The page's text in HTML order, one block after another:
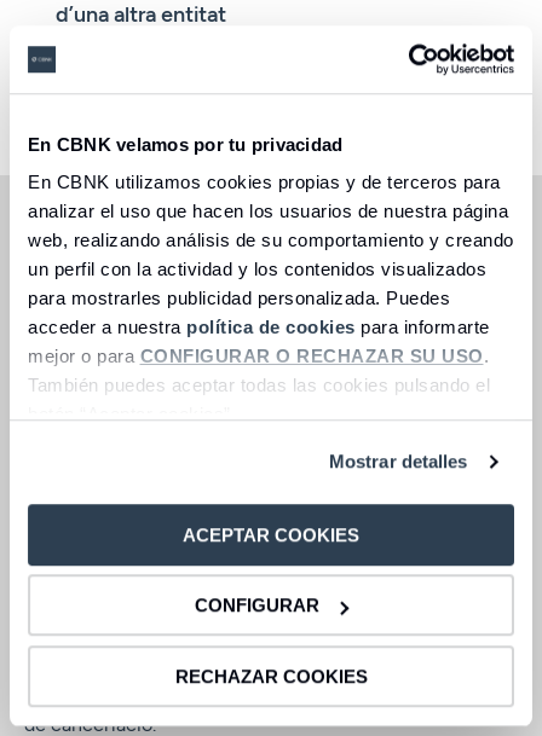
En CBNK velamos por tu privacidad
En CBNK utilizamos cookies propias y de terceros para
analizar el uso que hacen los usuarios de nuestra página
web, realizando análisis de su comportamiento y creando
un perfil con la actividad y los contenidos visualizados
para mostrarles publicidad personalizada. Puedes
acceder a nuestra política de cookies para informarte
mejor o para CONFIGURAR O RECHAZAR SU USO.
También puedes aceptar todas las cookies pulsando el
Mostrar detalles
ACEPTAR COOKIES
CONFIGURAR
RECHAZAR COOKIES
d’una altra entitat
Seleccioneu una opció
L’oferta és vigent fins a exhaurir una emissió de 25
milions d’€.
Exclusiva per a nous ingressos procedents d’una altra
entitat.
(1) Exemple representatiu: per a un import de 100.000
€, a un TIN del 2,75% (2,75% TAE), es percep un total
d’interessos de 2.750 € en el supòsit de mantenir
l’import total durant 12 mesos. Això suposa 2.750 €
dipòsit. La contractació del dipòsit s’ha de fer en la
realitzada en el fons o fons d’inversió amb un mínim de
10.000 €. Liquidació d’interessos al venciment. El dipòsit
permet cancel·lacions parcials o totals: si el client
sol·licita la cancel·lació del fons o fons d’inversió,
s’aplicarà una penalització del 100% del tipus d’interès. Si
el client cancel·la anticipadament el dipòsit, s’aplicarà
una penalització del 75% del tipus d’interès pel termini
transcorregut des de la data de contractació fins a la data
de cancel·lació.